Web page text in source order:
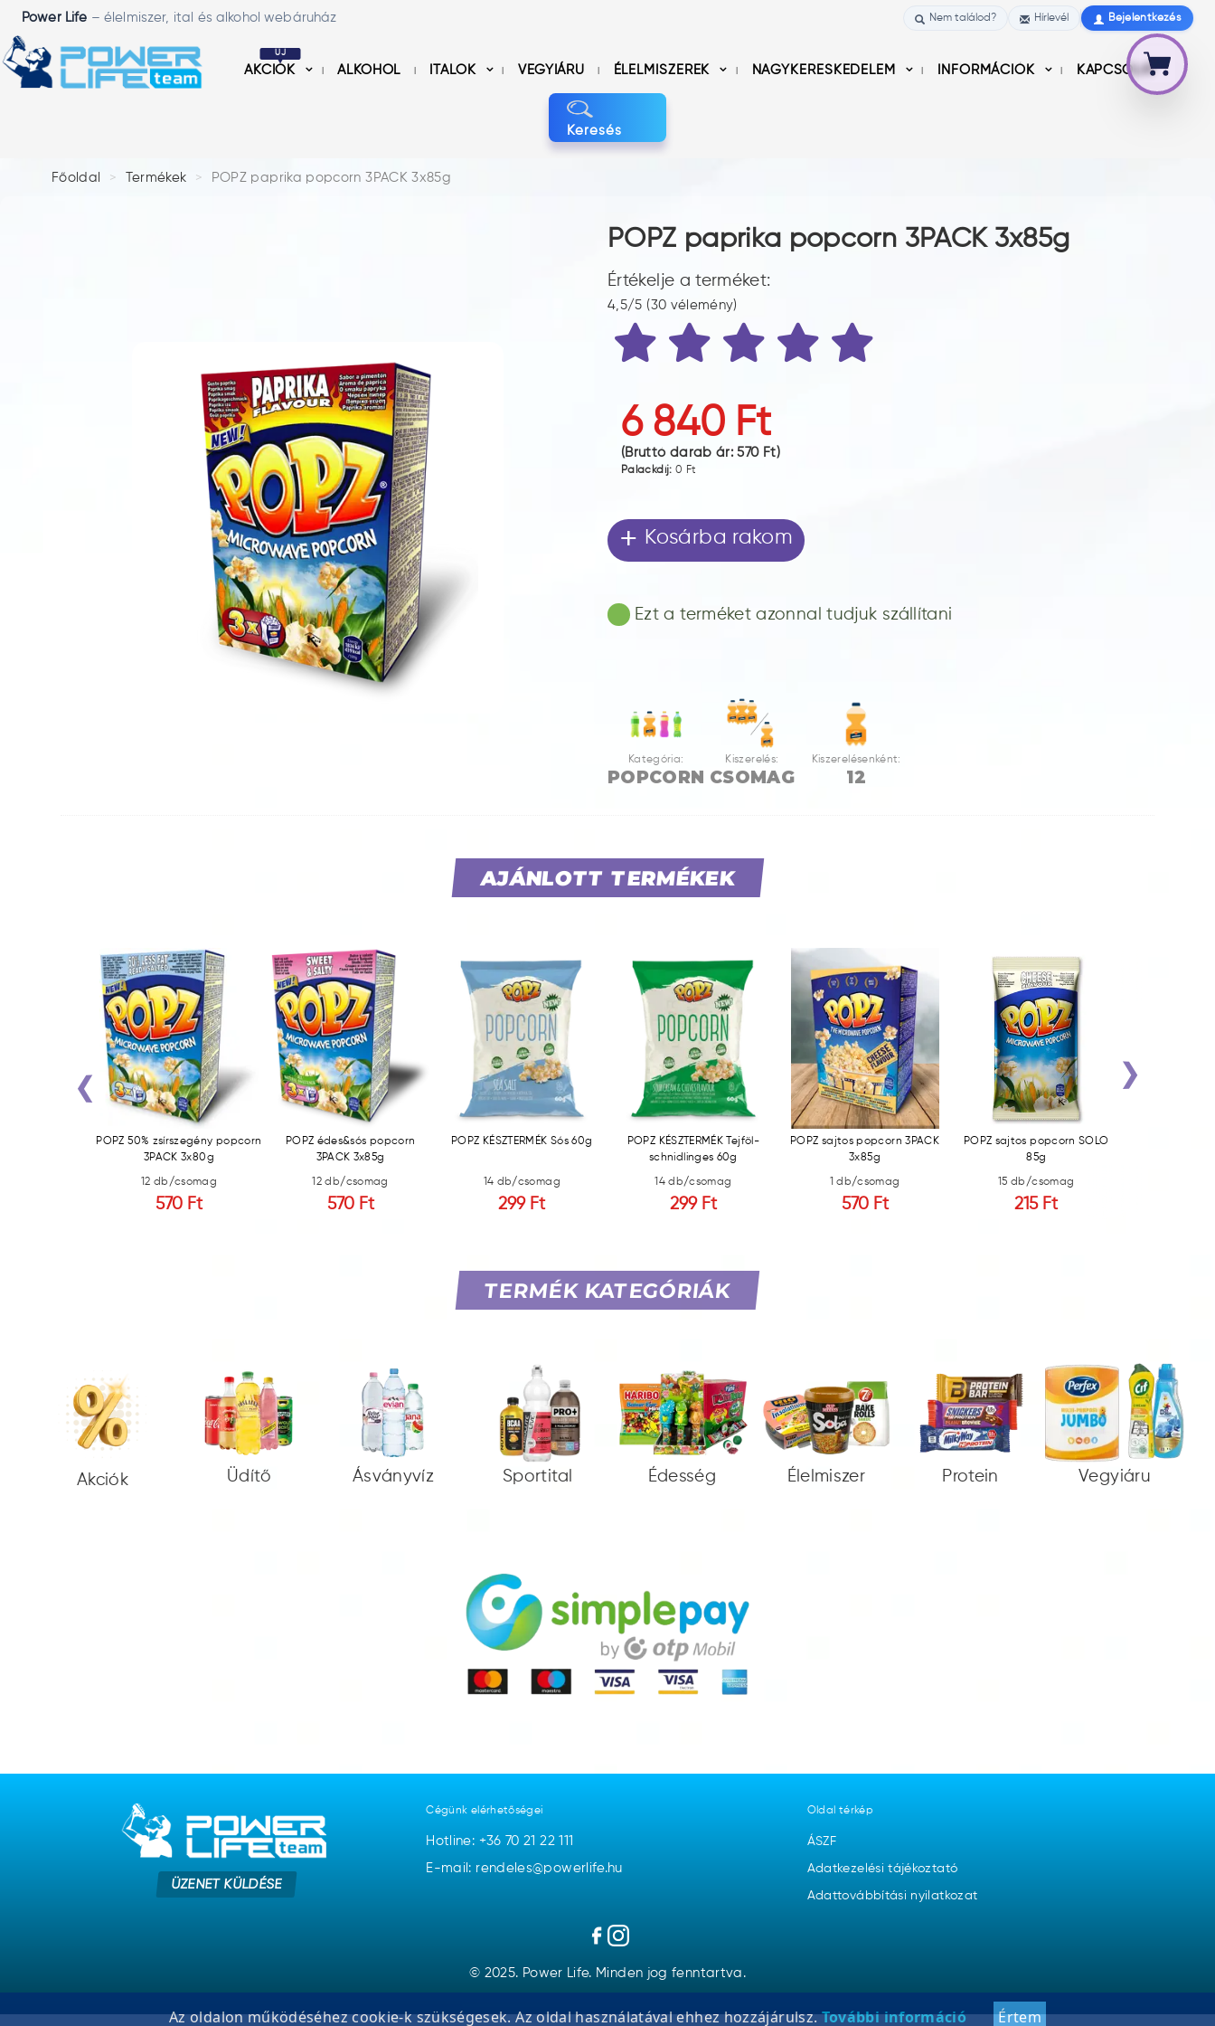
Power Life – élelmiszer, ital és alkohol webáruház Nem találod? Hírlevél Bejelentkezés
ÚJ
AKCIÓK ALKOHOL ITALOK VEGYIÁRU ÉLELMISZEREK NAGYKERESKEDELEM INFORMÁCIÓK KAPCSOLAT
Keresés
Főoldal Termékek POPZ paprika popcorn 3PACK 3x85g
POPZ paprika popcorn 3PACK 3x85g
Értékelje a terméket:
4,5/5 (30 vélemény)
6 840 Ft
(Bruttó darab ár:570 Ft)
Palackdíj: 0 Ft
+ Kosárba rakom
Ezt a terméket azonnal tudjuk szállítani
Kategória:
POPCORN
Kiszerelés:
CSOMAG
Kiszerelésenként:
12
AJÁNLOTT TERMÉKEK
POPZ 50% zsírszegény popcorn
3PACK 3x80g
12 db/csomag
570 Ft
POPZ édes&sós popcorn
3PACK 3x85g
12 db/csomag
570 Ft
POPZ KÉSZTERMÉK Sós 60g
14 db/csomag
299 Ft
POPZ KÉSZTERMÉK Tejföl-
schnidlinges 60g
14 db/csomag
299 Ft
POPZ sajtos popcorn 3PACK
3x85g
1 db/csomag
570 Ft
POPZ sajtos popcorn SOLO
85g
15 db/csomag
215 Ft
‹ ›
TERMÉK KATEGÓRIÁK
Akciók Üdítő Ásványvíz Sportital Édesség Élelmiszer Protein Vegyiáru
ÜZENET KÜLDÉSE
Cégünk elérhetőségei
Hotline: +36 70 21 22 111
E-mail: rendeles@powerlife.hu
Oldal térkép
ÁSZF
Adatkezelési tájékoztató
Adattovábbítási nyilatkozat
© 2025. Power Life. Minden jog fenntartva.
Az oldalon működéséhez cookie-k szükségesek. Az oldal használatával ehhez hozzájárulsz.További információ Értem